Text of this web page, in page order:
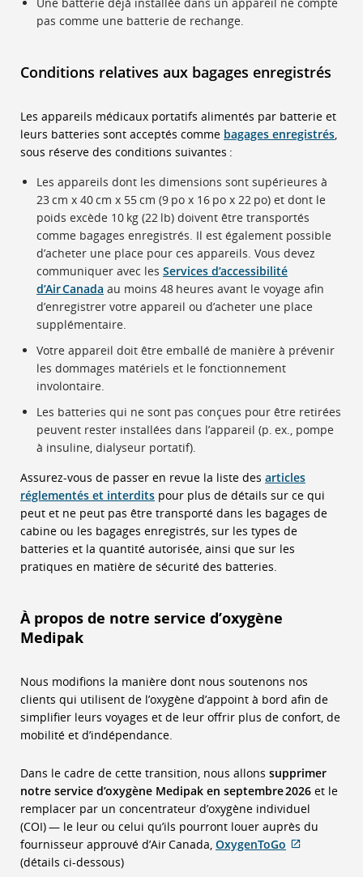
pas comme une batterie de rechange.
Conditions relatives aux bagages enregistrés
Les appareils médicaux portatifs alimentés par batterie et
leurs batteries sont acceptés comme bagages enregistrés,
sous réserve des conditions suivantes :
Les appareils dont les dimensions sont supérieures à
23 cm x 40 cm x 55 cm (9 po x 16 po x 22 po) et dont le
poids excède 10 kg (22 lb) doivent être transportés
comme bagages enregistrés. Il est également possible
d’acheter une place pour ces appareils. Vous devez
communiquer avec les Services d’accessibilité
d’Air Canada au moins 48 heures avant le voyage afin
d’enregistrer votre appareil ou d’acheter une place
supplémentaire.
Votre appareil doit être emballé de manière à prévenir
les dommages matériels et le fonctionnement
involontaire.
Les batteries qui ne sont pas conçues pour être retirées
peuvent rester installées dans l’appareil (p. ex., pompe
à insuline, dialyseur portatif).
Assurez-vous de passer en revue la liste des articles
réglementés et interdits pour plus de détails sur ce qui
peut et ne peut pas être transporté dans les bagages de
cabine ou les bagages enregistrés, sur les types de
batteries et la quantité autorisée, ainsi que sur les
pratiques en matière de sécurité des batteries.
À propos de notre service d’oxygène
Medipak
Nous modifions la manière dont nous soutenons nos
clients qui utilisent de l’oxygène d’appoint à bord afin de
simplifier leurs voyages et de leur offrir plus de confort, de
mobilité et d’indépendance.
Dans le cadre de cette transition, nous allons supprimer
notre service d’oxygène Medipak en septembre 2026 et le
remplacer par un concentrateur d’oxygène individuel
(COI) — le leur ou celui qu’ils pourront louer auprès du
fournisseur approuvé d’Air Canada, OxygenToGo
(détails ci-dessous)